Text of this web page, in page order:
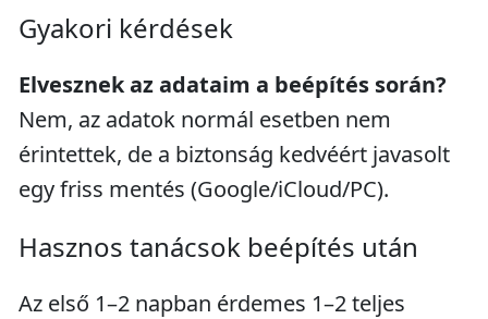
Gyakori kérdések
Elvesznek az adataim a beépítés során?
Nem, az adatok normál esetben nem
érintettek, de a biztonság kedvéért javasolt
egy friss mentés (Google/iCloud/PC).
Hasznos tanácsok beépítés után
Az első 1–2 napban érdemes 1–2 teljes